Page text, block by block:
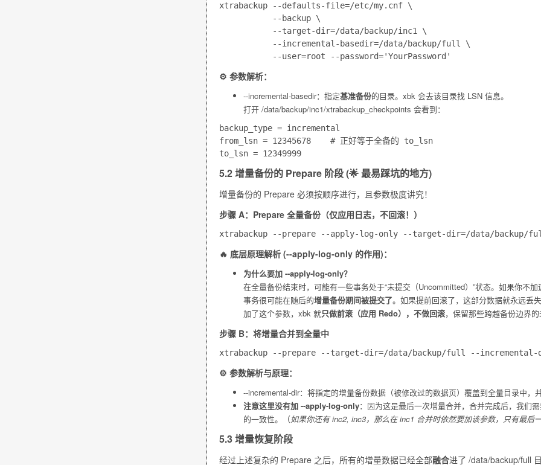
xtrabackup --defaults-file=/etc/my.cnf \
           --backup \
           --target-dir=/data/backup/inc1 \
           --incremental-basedir=/data/backup/full \
⚙️ 参数解析：
--incremental-basedir：指定基准备份的目录。xbk 会去该目录找 LSN 信息。
打开 /data/backup/inc1/xtrabackup_checkpoints 会看到：
backup_type = incremental
from_lsn = 12345678    # 正好等于全备的 to_lsn
5.2 增量备份的 Prepare 阶段 (🌟 最易踩坑的地方)
增量备份的 Prepare 必须按顺序进行，且参数极度讲究！
步骤 A：Prepare 全量备份（仅应用日志，不回滚！）
🔥 底层原理解析 (--apply-log-only 的作用)：
为什么要加 --apply-log-only？
在全量备份结束时，可能有一些事务处于“未提交（Uncommitted）”状态。如果你不
事务很可能在随后的增量备份期间被提交了。如果提前回滚了，这部分数据就永远丢
加了这个参数，xbk 就只做前滚（应用 Redo），不做回滚，保留那些跨越备份边界
步骤 B：将增量合并到全量中
⚙️ 参数解析与原理：
--incremental-dir：将指定的增量备份数据（被修改过的数据页）覆盖到全量目录中，
注意这里没有加 --apply-log-only：因为这是最后一次增量合并，合并完成后，我们
的一致性。（如果你还有 inc2, inc3，那么在 inc1 合并时依然要加该参数，只有最后
5.3 增量恢复阶段
经过上述复杂的 Prepare 之后，所有的增量数据已经全部融合进了 /data/backup/full